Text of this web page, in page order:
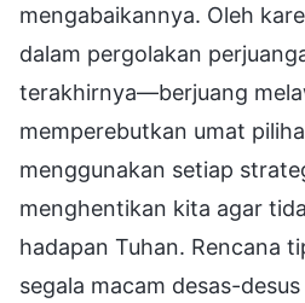
mengabaikannya. Oleh
dalam pergolakan
terakhirnya—berjuang
memperebutkan umat
menggunakan setiap
menghentikan kita agar
hadapan Tuhan. Rencana
segala macam desas-